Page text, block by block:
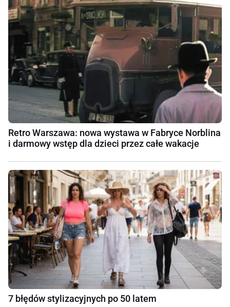
Retro Warszawa: nowa wystawa w Fabryce Norblina
i darmowy wstęp dla dzieci przez całe wakacje
7 błędów stylizacyjnych po 50 latem